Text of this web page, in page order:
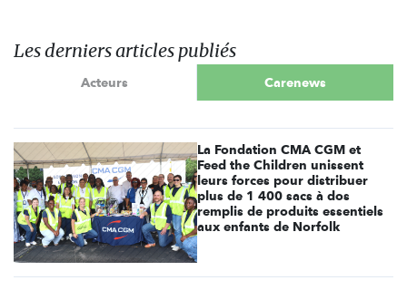
Les derniers articles publiés
Acteurs Carenews
La Fondation CMA CGM et
Feed the Children unissent
leurs forces pour distribuer
plus de 1 400 sacs à dos
remplis de produits essentiels
aux enfants de Norfolk